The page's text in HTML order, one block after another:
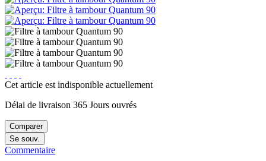
Cet article est indisponible actuellement
Délai de livraison 365 Jours ouvrés
Comparer
Se souv.
Commentaire